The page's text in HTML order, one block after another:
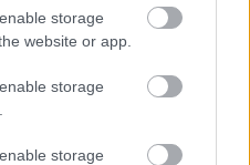
storage
website or app.
storage
storage